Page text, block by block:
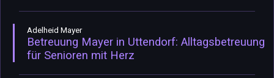
Adelheid Mayer
Betreuung Mayer in Uttendorf: Alltagsbetreuung
für Senioren mit Herz